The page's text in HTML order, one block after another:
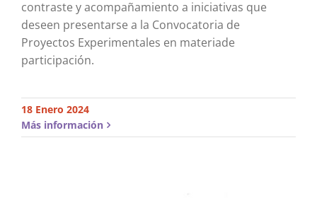
contraste y acompañamiento a iniciativas que
deseen presentarse a la Convocatoria de
Proyectos Experimentales en materiade
participación.
18 Enero 2024
Más información